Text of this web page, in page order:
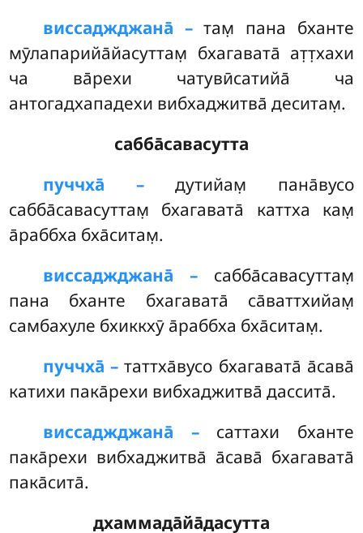
виссаджджана̄ –там̣ пана бханте
мӯлапарийа̄йасуттам̣ бхагавата̄ ат̣т̣хахи
ча ва̄рехи чатувӣсатийа̄ ча
антогадхападехи вибхаджитва̄ деситам̣.
сабба̄савасутта
пуччха̄ –дутийам̣ пана̄вусо
сабба̄савасуттам̣ бхагавата̄ каттха кам̣
а̄раббха бха̄ситам̣.
виссаджджана̄ –сабба̄савасуттам̣
пана бханте бхагавата̄ са̄ваттхийам̣
самбахуле бхиккхӯ а̄раббха бха̄ситам̣.
пуччха̄ – таттха̄вусо бхагавата̄ а̄сава̄
катихи пака̄рехи вибхаджитва̄ дассита̄.
виссаджджана̄ –саттахи бханте
пака̄рехи вибхаджитва̄ а̄сава̄ бхагавата̄
пака̄сита̄.
дхаммада̄йа̄дасутта